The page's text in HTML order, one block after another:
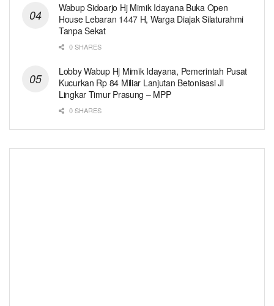
Wabup Sidoarjo Hj Mimik Idayana Buka Open
House Lebaran 1447 H, Warga Diajak Silaturahmi
Tanpa Sekat
0 SHARES
Lobby Wabup Hj Mimik Idayana, Pemerintah Pusat
Kucurkan Rp 84 Miliar Lanjutan Betonisasi Jl
Lingkar Timur Prasung – MPP
0 SHARES